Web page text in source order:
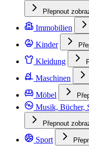
Přepnout
Immobilien
Kinder
Kleidung
Maschinen
Möbel
Musik, Bücher,
Přepnout
Sport